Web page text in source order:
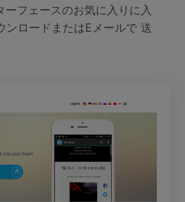
ーフェースのお気に入りに入
ンロードまたはEメールで 送